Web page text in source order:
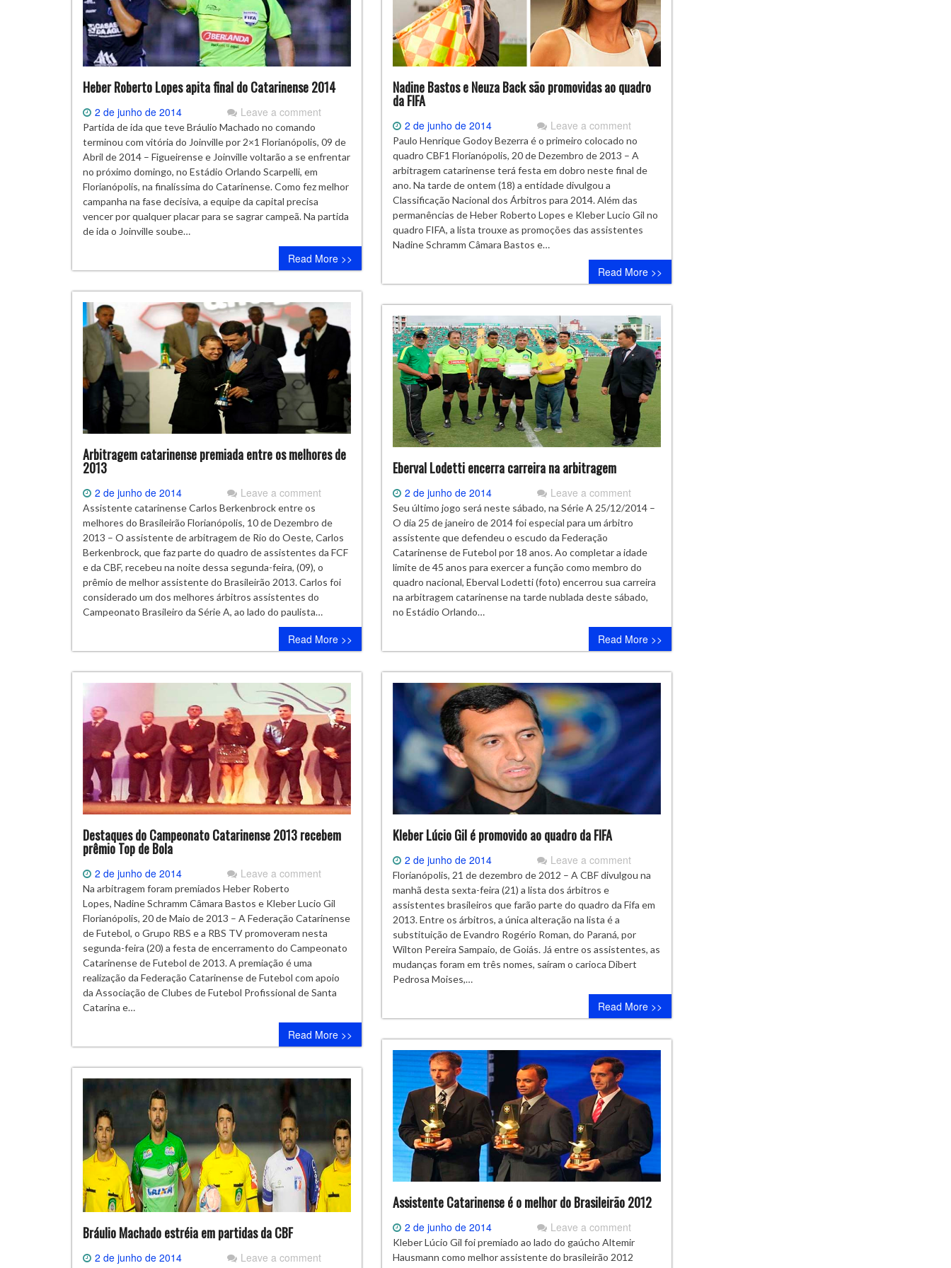
Heber Roberto Lopes apita final do Catarinense 2014
2 de junho de 2014 Leave a comment
Partida de ida que teve Bráulio Machado no comando
terminou com vitória do Joinville por 2×1 Florianópolis, 09 de
Abril de 2014 – Figueirense e Joinville voltarão a se enfrentar
no próximo domingo, no Estádio Orlando Scarpelli, em
Florianópolis, na finalíssima do Catarinense. Como fez melhor
campanha na fase decisiva, a equipe da capital precisa
vencer por qualquer placar para se sagrar campeã. Na partida
de ida o Joinville soube…
Read More >>
Nadine Bastos e Neuza Back são promovidas ao quadro
da FIFA
2 de junho de 2014 Leave a comment
Paulo Henrique Godoy Bezerra é o primeiro colocado no
quadro CBF1 Florianópolis, 20 de Dezembro de 2013 – A
arbitragem catarinense terá festa em dobro neste final de
ano. Na tarde de ontem (18) a entidade divulgou a
Classificação Nacional dos Árbitros para 2014. Além das
permanências de Heber Roberto Lopes e Kleber Lucio Gil no
quadro FIFA, a lista trouxe as promoções das assistentes
Nadine Schramm Câmara Bastos e…
Read More >>
Arbitragem catarinense premiada entre os melhores de
2013
2 de junho de 2014 Leave a comment
Assistente catarinense Carlos Berkenbrock entre os
melhores do Brasileirão Florianópolis, 10 de Dezembro de
2013 – O assistente de arbitragem de Rio do Oeste, Carlos
Berkenbrock, que faz parte do quadro de assistentes da FCF
e da CBF, recebeu na noite dessa segunda-feira, (09), o
prêmio de melhor assistente do Brasileirão 2013. Carlos foi
considerado um dos melhores árbitros assistentes do
Campeonato Brasileiro da Série A, ao lado do paulista…
Read More >>
Eberval Lodetti encerra carreira na arbitragem
2 de junho de 2014 Leave a comment
Seu último jogo será neste sábado, na Série A 25/12/2014 –
O dia 25 de janeiro de 2014 foi especial para um árbitro
assistente que defendeu o escudo da Federação
Catarinense de Futebol por 18 anos. Ao completar a idade
limite de 45 anos para exercer a função como membro do
quadro nacional, Eberval Lodetti (foto) encerrou sua carreira
na arbitragem catarinense na tarde nublada deste sábado,
no Estádio Orlando…
Read More >>
Destaques do Campeonato Catarinense 2013 recebem
prêmio Top de Bola
2 de junho de 2014 Leave a comment
Na arbitragem foram premiados Heber Roberto
Lopes, Nadine Schramm Câmara Bastos e Kleber Lucio Gil
Florianópolis, 20 de Maio de 2013 – A Federação Catarinense
de Futebol, o Grupo RBS e a RBS TV promoveram nesta
segunda-feira (20) a festa de encerramento do Campeonato
Catarinense de Futebol de 2013. A premiação é uma
realização da Federação Catarinense de Futebol com apoio
da Associação de Clubes de Futebol Profissional de Santa
Catarina e…
Read More >>
Kleber Lúcio Gil é promovido ao quadro da FIFA
2 de junho de 2014 Leave a comment
Florianópolis, 21 de dezembro de 2012 – A CBF divulgou na
manhã desta sexta-feira (21) a lista dos árbitros e
assistentes brasileiros que farão parte do quadro da Fifa em
2013. Entre os árbitros, a única alteração na lista é a
substituição de Evandro Rogério Roman, do Paraná, por
Wilton Pereira Sampaio, de Goiás. Já entre os assistentes, as
mudanças foram em três nomes, saíram o carioca Dibert
Pedrosa Moises,…
Read More >>
Assistente Catarinense é o melhor do Brasileirão 2012
2 de junho de 2014 Leave a comment
Kleber Lúcio Gil foi premiado ao lado do gaúcho Altemir
Hausmann como melhor assistente do brasileirão 2012
Bráulio Machado estréia em partidas da CBF
2 de junho de 2014 Leave a comment